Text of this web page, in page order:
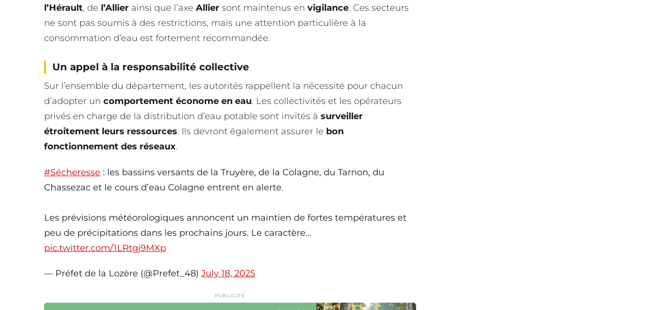
l’Hérault, de l’Allier ainsi que l’axe Allier sont maintenus en vigilance. Ces secteurs
ne sont pas soumis à des restrictions, mais une attention particulière à la
consommation d’eau est fortement recommandée.
Un appel à la responsabilité collective
Sur l’ensemble du département, les autorités rappellent la nécessité pour chacun
d’adopter un comportement économe en eau. Les collectivités et les opérateurs
privés en charge de la distribution d’eau potable sont invités à surveiller
étroitement leurs ressources. Ils devront également assurer le bon
fonctionnement des réseaux.
#Sécheresse : les bassins versants de la Truyère, de la Colagne, du Tarnon, du
Chassezac et le cours d’eau Colagne entrent en alerte.
Les prévisions météorologiques annoncent un maintien de fortes températures et
peu de précipitations dans les prochains jours. Le caractère…
pic.twitter.com/1LRtgj9MXp
— Préfet de la Lozère (@Prefet_48) July 18, 2025
PUBLICITÉ